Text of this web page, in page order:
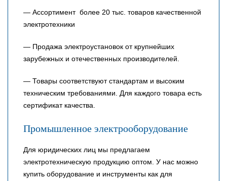
— Ассортимент более 20 тыс. товаров качественной
электротехники
— Продажа электроустановок от крупнейших
зарубежных и отечественных производителей.
— Товары соответствуют стандартам и высоким
техническим требованиями. Для каждого товара есть
сертификат качества.
Промышленное электрооборудование
Для юридических лиц мы предлагаем
электротехническую продукцию оптом. У нас можно
купить оборудование и инструменты как для